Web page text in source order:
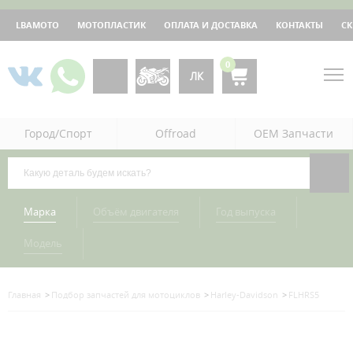
LBAMOTO МОТОПЛАСТИК ОПЛАТА И ДОСТАВКА КОНТАКТЫ
ЛК
0
Город/Спорт Offroad OEM Запчасти
Марка
Главная Подбор запчастей для мотоциклов Harley-Davidson FLHRS5